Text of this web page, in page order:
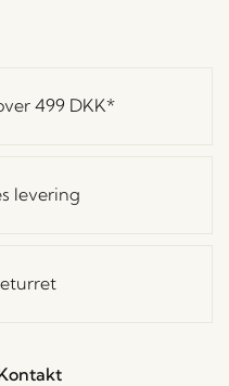
499 DKK*
levering